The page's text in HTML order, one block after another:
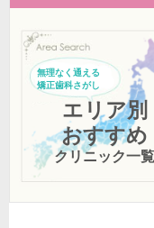
無理なく通える
矯正歯科さがし
エリア別
おすすめ
クリニック一覧